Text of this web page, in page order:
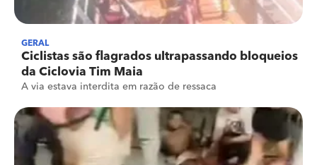
GERAL
Ciclistas são flagrados ultrapassando bloqueios
da Ciclovia Tim Maia
A via estava interdita em razão de ressaca